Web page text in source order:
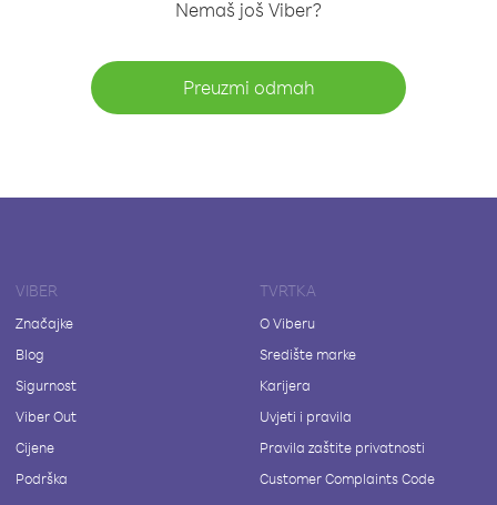
Nemaš još Viber?
Preuzmi odmah
VIBER
Značajke
Blog
Sigurnost
Viber Out
Cijene
Podrška
TVRTKA
O Viberu
Središte marke
Karijera
Uvjeti i pravila
Pravila zaštite privatnosti
Customer Complaints Code